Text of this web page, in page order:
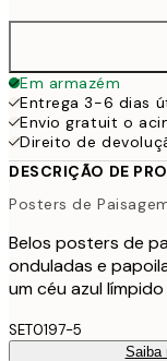
Em armazém
Entrega 3-6 dias
Envio gratuit o
Direito de
DESCRIÇÃO DE
Posters de
Belos posters de
onduladas e
um céu azul
SET0197-5
Saiba